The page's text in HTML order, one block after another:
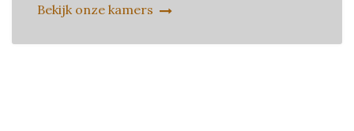
Bekijk onze kamers